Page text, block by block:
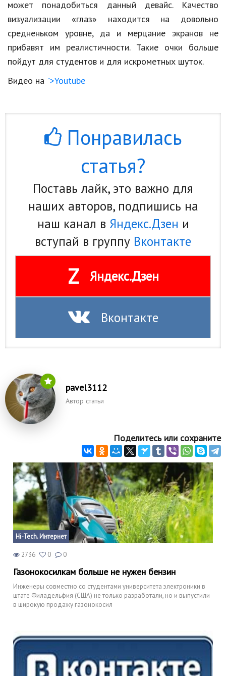
Кинематограф
Домашние животные
Семья и дети
Путешествия
Мода и стиль
Хобби и развлечения
Природа
Образование
Наука и технологии
может понадобиться данный девайс. Качество
визуализации «глаз» находится на довольно
средненьком уровне, да и мерцание экранов не
прибавят им реалистичности. Такие очки больше
пойдут для студентов и для искрометных шуток.
Видео на ">Youtube
Понравилась
статья?
Поставь лайк, это важно для
наших авторов, подпишись на
наш канал в Яндекс.Дзен и
вступай в группу Вконтакте
Z Яндекс.Дзен
Вконтакте
pavel3112
Автор статьи
Поделитесь или сохраните
Hi-Tech. Интернет
2736 0 0
Газонокосилкам больше не нужен бензин
Инженеры совместно со студентами университета электроники в
штате Филадельфия (США) не только разработали, но и выпустили
в широкую продажу газонокосил